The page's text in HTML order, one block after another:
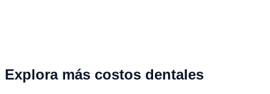
Explora más costos dentales